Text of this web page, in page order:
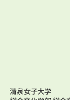
清泉女子大学